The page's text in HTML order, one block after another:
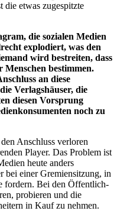
die etwas zugespitzte
die sozialen Medien
explodiert, was den
wird bestreiten, dass
Menschen bestimmen.
an diese
Verlagshäuser, die
diesen Vorsprung
noch zu
Anschluss verloren
Player. Das Problem ist
heute anders
bei einer Gremiensitzung, in
fordern. Bei den Öffentlich-
probieren und die
in Kauf zu nehmen.